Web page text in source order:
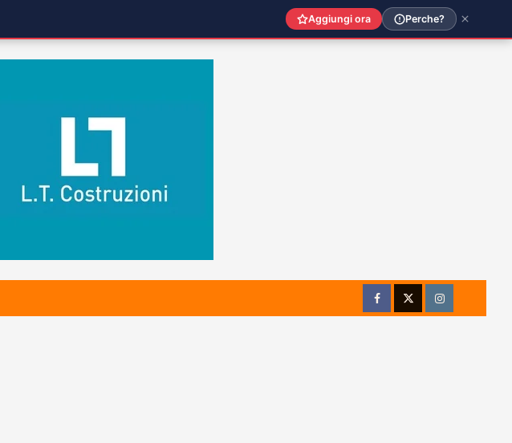
FacebookTwitterInstagram
Aggiungi ora Perche?